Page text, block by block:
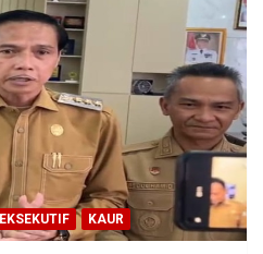
EKSEKUTIF KAUR